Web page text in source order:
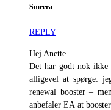
Smeera
REPLY
Hej Anette
Det har godt nok ikke
alligevel at spørge:
renewal booster –
anbefaler EA at